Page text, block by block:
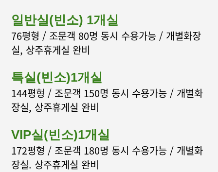
사랑하는 가족과의 이별을
하늘家장례식장
031-366-4444
MORE +
일반실(빈소) 1개실
76평형 / 조문객 80명 동시 수용가능 / 개별화장
실, 상주휴게실 완비
특실(빈소)1개실
144평형 / 조문객 150명 동시 수용가능 / 개별화
장실, 상주휴게실 완비
VIP실(빈소)1개실
172평형 / 조문객 180명 동시 수용가능 / 개별화
장실. 상주휴게실 완비